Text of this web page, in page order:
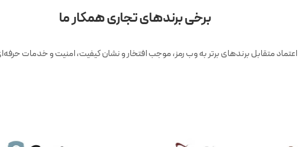
برخی برندهای تجاری همکار ما
اعتماد متقابل برندهای برتر به وب رمز، موجب افتخار و نشان کیفیت، امنیت و خدمات